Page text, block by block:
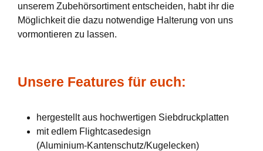
unserem Zubehörsortiment entscheiden, habt ihr die
Möglichkeit die dazu notwendige Halterung von uns
vormontieren zu lassen.
Unsere Features für euch:
hergestellt aus hochwertigen Siebdruckplatten
mit edlem Flightcasedesign
(Aluminium-Kantenschutz/Kugelecken)